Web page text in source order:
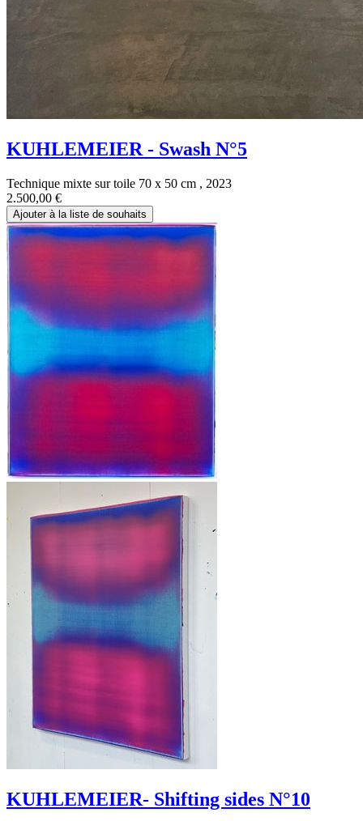
KUHLEMEIER - Swash N°5
Technique mixte sur toile 70 x 50 cm , 2023
2.500,00 €
Ajouter à la liste de souhaits
KUHLEMEIER- Shifting sides N°10